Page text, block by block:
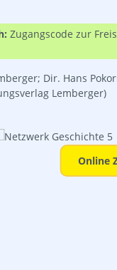
Zugangscode zur
Dir. Hans
Lemberger)
Online